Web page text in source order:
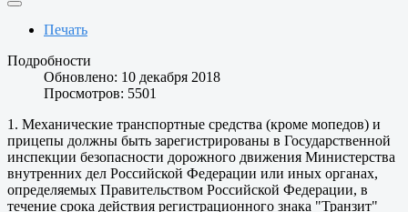
Печать
Подробности
Обновлено: 10 декабря 2018
Просмотров: 5501
1. Механические транспортные средства (кроме мопедов) и
прицепы должны быть зарегистрированы в Государственной
инспекции безопасности дорожного движения Министерства
внутренних дел Российской Федерации или иных органах,
определяемых Правительством Российской Федерации, в
течение срока действия регистрационного знака "Транзит"